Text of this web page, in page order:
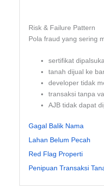
Risk & Failure Pattern
Pola fraud yang sering
sertifikat
tanah dijual ke
developer tidak
transaksi tanpa
AJB tidak dapat
Gagal Balik Nama
Lahan Belum Pecah
Red Flag Properti
Penipuan Transaksi